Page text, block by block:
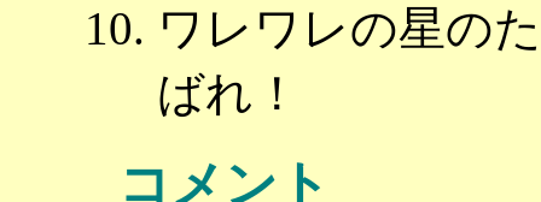
ワレワレの星の
ばれ！
コメント